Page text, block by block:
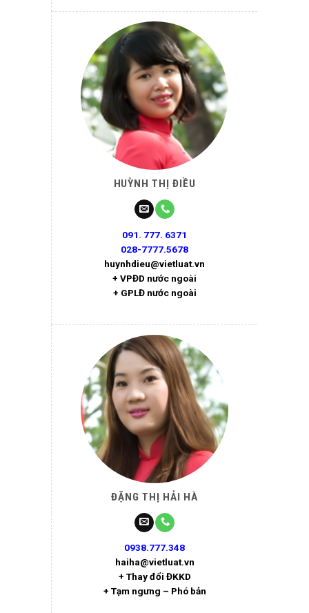
HUỲNH THỊ ĐIỀU
091. 777. 6371
028-7777.5678
huynhdieu@vietluat.vn
+ VPĐD nước ngoài
+ GPLĐ nước ngoài
ĐẶNG THỊ HẢI HÀ
0938.777.348
haiha@vietluat.vn
+ Thay đổi ĐKKD
+ Tạm ngưng – Phó bản